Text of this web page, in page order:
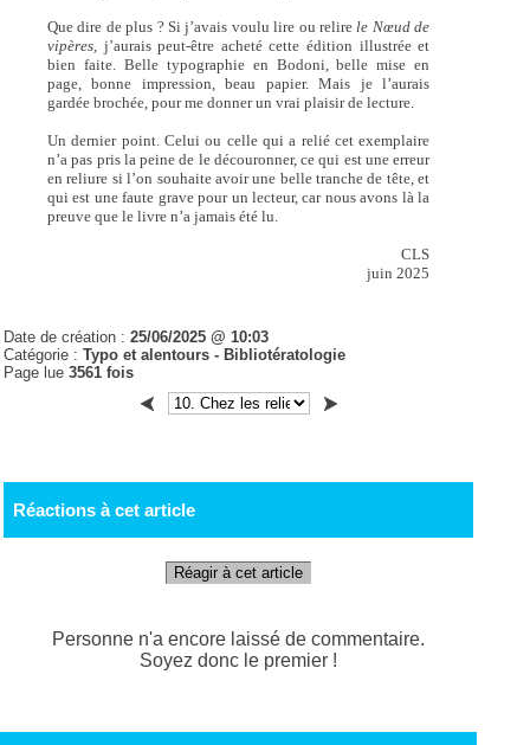
Que dire de plus ? Si j’avais voulu lire ou relirele Nœud de
vipères,j’aurais peut-être acheté cette édition illustrée et
bien faite. Belle typographie en Bodoni, belle mise en
page, bonne impression, beau papier. Mais je l’aurais
gardée brochée, pour me donner un vrai plaisir de lecture.
Un dernier point. Celui ou celle qui a relié cet exemplaire
n’a pas pris la peine de le découronner, ce qui est une erreur
en reliure si l’on souhaite avoir une belle tranche de tête, et
qui est une faute grave pour un lecteur, car nous avons là la
preuve que le livre n’a jamais été lu.
CLS
juin 2025
Date de création :25/06/2025 @ 10:03
Catégorie :Typo et alentours - Bibliotératologie
Page lue3561 fois
Réactions à cet article
Réagir à cet article
Personne n'a encore laissé de commentaire.
Soyez donc le premier !